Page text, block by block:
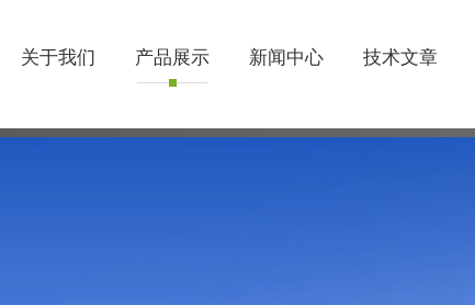
关于我们 产品展示 新闻中心 技术文章